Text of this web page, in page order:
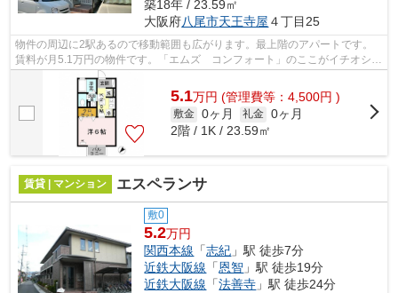
築18年 / 23.59㎡
大阪府八尾市天王寺屋 ４丁目25
物件の周辺に2駅あるので移動範囲も広がります。最上階のアパートです。
賃料が月5.1万円の物件です。「エムズ コンフォート」のここがイチオシ。
テム・ホームへの来店予約は、072-970...
5.1万円 (管理費等：4,500円 )
敷金 0ヶ月 礼金 0ヶ月
2階 / 1K / 23.59㎡
賃貸 | マンション エスペランサ
敷0
5.2万円
関西本線 「志紀 」駅 徒歩7分
近鉄大阪線 「恩智 」駅 徒歩19分
近鉄大阪線 「法善寺 」駅 徒歩24分